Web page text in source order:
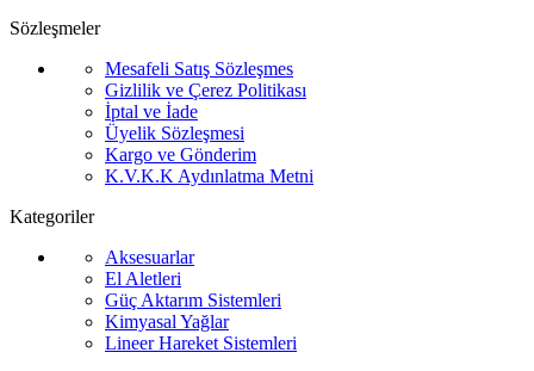
Sözleşmeler
Mesafeli Satış Sözleşmes
Gizlilik ve Çerez Politikası
İptal ve İade
Üyelik Sözleşmesi
Kargo ve Gönderim
K.V.K.K Aydınlatma Metni
Kategoriler
Aksesuarlar
El Aletleri
Güç Aktarım Sistemleri
Kimyasal Yağlar
Lineer Hareket Sistemleri